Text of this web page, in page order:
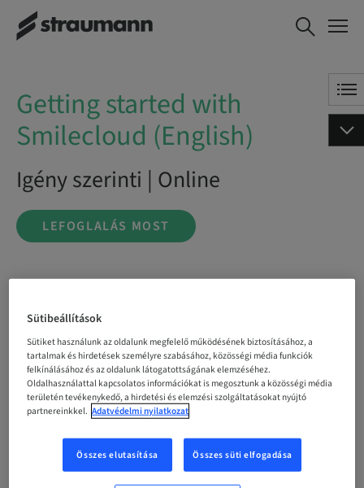
Getting started with
Smilecloud (English)
LEFOGLALÁS MOST
Getting started with
Smilecloud (English)
Igény szerinti | Online
LEFOGLALÁS MOST
bookable
Nyelv
English
0.00 Pontok
Sütibeállítások
Sütiket használunk az oldalunk megfelelő működésének biztosításához, a
tartalmak és hirdetések személyre szabásához, közösségi média funkciók
felkínálásához és az oldalunk látogatottságának elemzéséhez.
Oldalhasználattal kapcsolatos információkat is megosztunk a közösségi média
területén tevékenykedő, a hirdetési és elemzési szolgáltatásokat nyújtó
partnereinkkel. Adatvédelmi nyilatkozat
Összes elutasítása Összes süti elfogadása